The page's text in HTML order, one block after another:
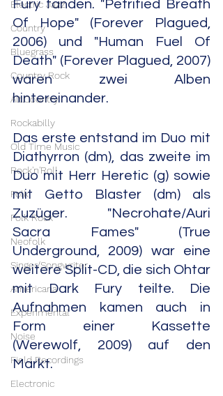
Electric Jazz
Country
Bluegrass
Country Rock
Alt.Country
Rockabilly
Old Time Music
Rock'n'Roll
Folk
Folk Rock
Neofolk
Singer/Songwriter
Americana
Experimental
Noise
Field Recordings
Electronic
Fury fanden. "Petrified Breath
Of Hope" (Forever Plagued,
2006) und "Human Fuel Of
Death" (Forever Plagued, 2007)
waren zwei Alben
hintereinander.
Das erste entstand im Duo mit
Diathyrron (dm), das zweite im
Duo mit Herr Heretic (g) sowie
mit Getto Blaster (dm) als
Zuzüger. "Necrohate/Auri
Sacra Fames" (True
Underground, 2009) war eine
weitere Split-CD, die sich Ohtar
mit Dark Fury teilte. Die
Aufnahmen kamen auch in
Form einer Kassette
(Werewolf, 2009) auf den
Markt.